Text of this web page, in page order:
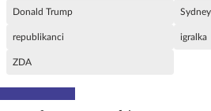
Donald Trump
republikanci igralka
ZDA